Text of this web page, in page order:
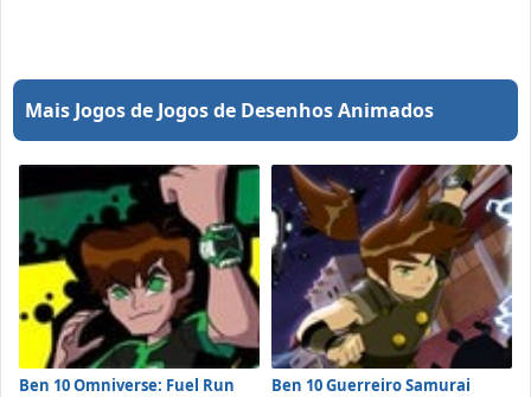
Mais Jogos de Jogos de Desenhos Animados
Ben 10 Omniverse: Fuel Run Ben 10 Guerreiro Samurai